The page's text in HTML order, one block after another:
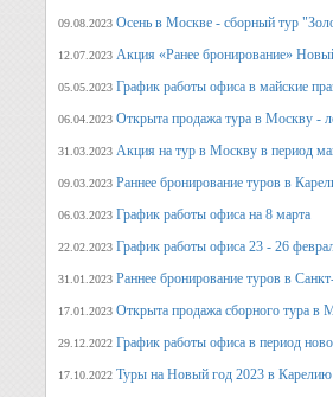
09.08.2023 Осень в Москве - сборный тур
12.07.2023 Акция «Ранее бронирование»
05.05.2023 График работы офиса в майские
06.04.2023 Открыта продажа тура в Москву -
31.03.2023 Акция на тур в Москву в период
09.03.2023 Раннее бронирование туров в
06.03.2023 График работы офиса на 8 марта
22.02.2023 График работы офиса 23 - 26
31.01.2023 Раннее бронирование туров в
17.01.2023 Открыта продажа сборного тура в
29.12.2022 График работы офиса в период
17.10.2022 Туры на Новый год 2023 в Карелию